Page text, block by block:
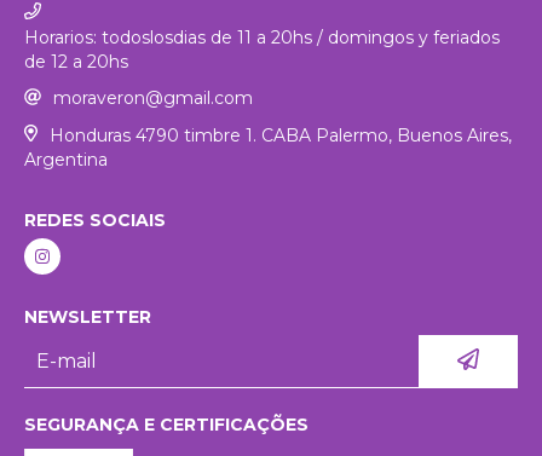
Horarios: todoslosdias de 11 a 20hs / domingos y feriados
de 12 a 20hs
moraveron@gmail.com
Honduras 4790 timbre 1. CABA Palermo, Buenos Aires,
Argentina
REDES SOCIAIS
NEWSLETTER
SEGURANÇA E CERTIFICAÇÕES